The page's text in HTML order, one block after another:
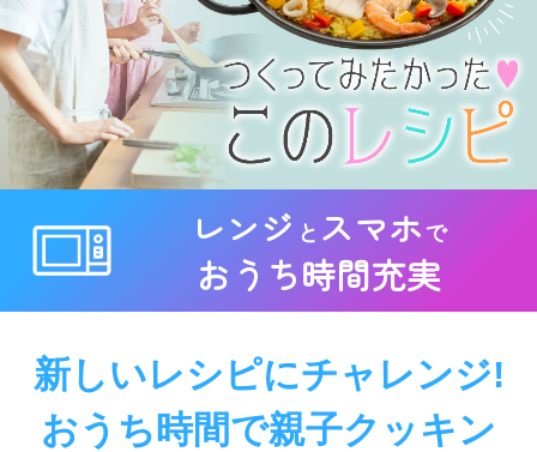
レンジ と スマホで
おうち時間充実
新しいレシピにチャレンジ!
おうち時間で親子クッキン